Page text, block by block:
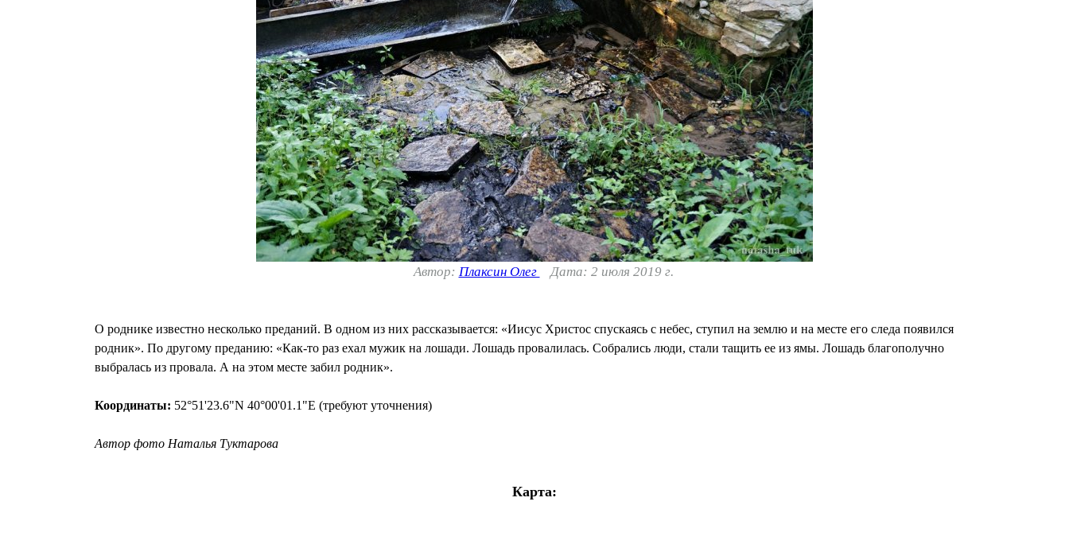
Автор: Плаксин Олег Дата: 2 июля 2019 г.
О роднике известно несколько преданий. В одном из них рассказывается: «Иисус Христос спускаясь с небес, ступил на землю и на месте его следа появился
родник». По другому преданию: «Как-то раз ехал мужик на лошади. Лошадь провалилась. Собрались люди, стали тащить ее из ямы. Лошадь благополучно
выбралась из провала. А на этом месте забил родник».
Координаты: 52°51'23.6"N 40°00'01.1"E (требуют уточнения)
Автор фото Наталья Туктарова
Карта: